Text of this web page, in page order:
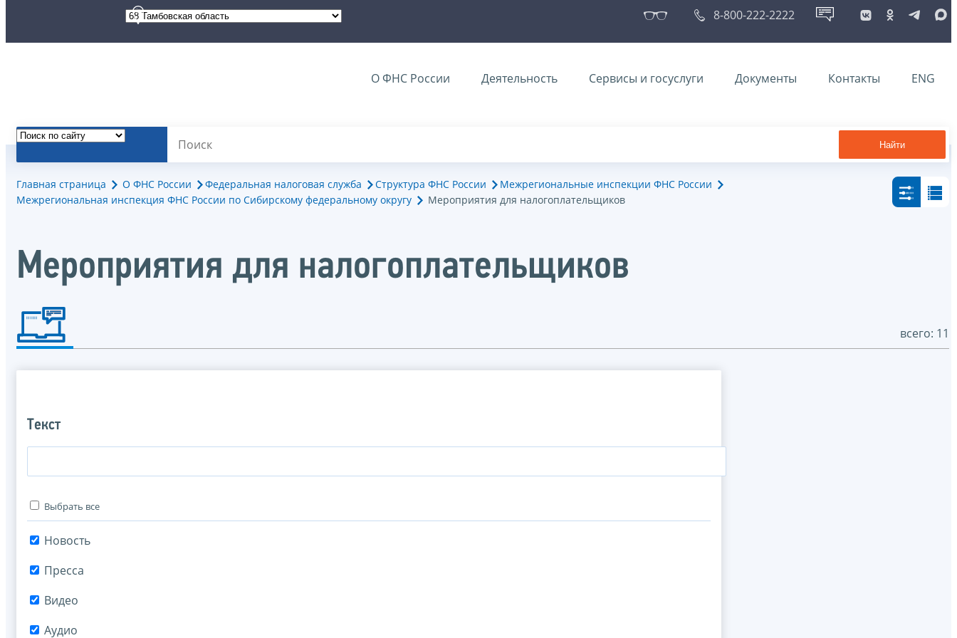
8-800-222-2222
О ФНС России Деятельность Сервисы и госуслуги Документы Контакты ENG
Найти
Главная страница О ФНС России Федеральная налоговая служба Структура ФНС России
Межрегиональные инспекции ФНС России
Межрегиональная инспекция ФНС России по Сибирскому федеральному округу
Мероприятия для налогоплательщиков
Мероприятия для налогоплательщиков
всего: 11
Текст
Выбрать все
Новость
Пресса
Видео
Аудио